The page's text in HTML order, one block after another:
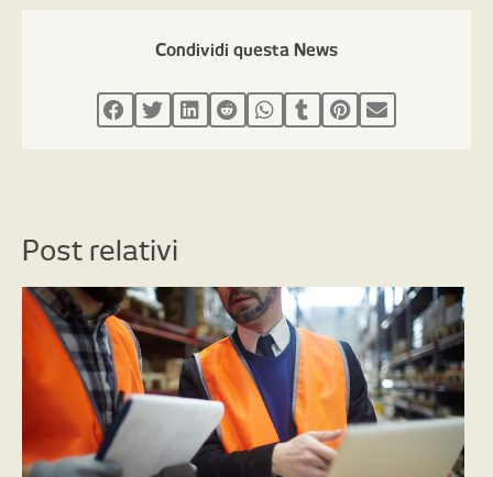
Condividi questa News
Post relativi